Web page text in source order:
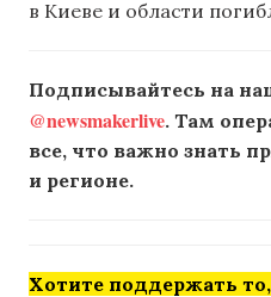
в Киеве и области
Подписывайтесь на
@newsmakerlive. Там
все, что важно знать
и регионе.
Хотите поддержать